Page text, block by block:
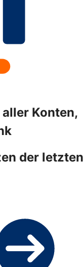
Konten,
der letzten